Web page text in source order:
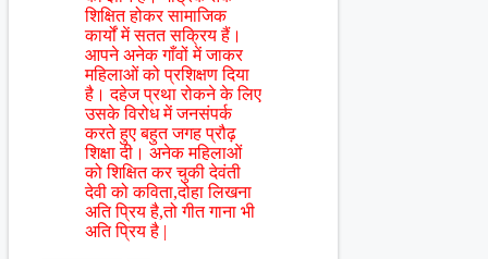
शिक्षित होकर सामाजिक
कार्यों में सतत सक्रिय हैं।
आपने अनेक गाँवों में जाकर
महिलाओं को प्रशिक्षण दिया
है। दहेज प्रथा रोकने के लिए
उसके विरोध में जनसंपर्क
करते हुए बहुत जगह प्रौढ़
शिक्षा दी। अनेक महिलाओं
को शिक्षित कर चुकी देवंती
देवी को कविता,दोहा लिखना
अति प्रिय है,तो गीत गाना भी
अति प्रिय है |